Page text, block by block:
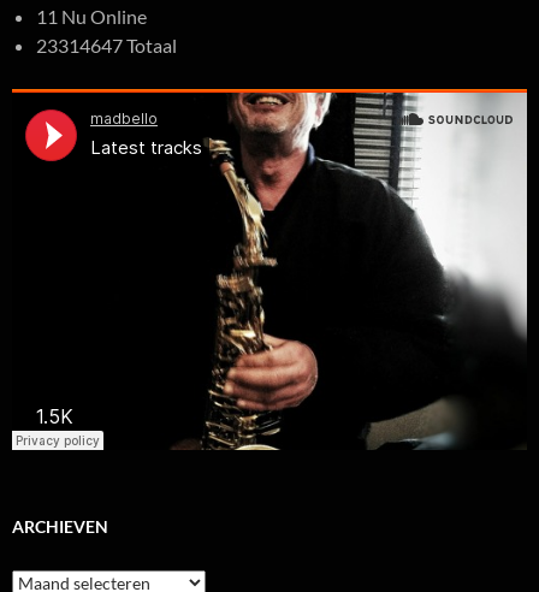
11 Nu Online
23314647 Totaal
ARCHIEVEN
Archieven